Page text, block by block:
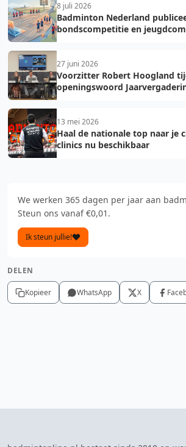
8 juli 2026
Badminton Nederland
bondscompetitie en
27 juni 2026
Voorzitter Robert Hoogland
openingswoord
13 mei 2026
Haal de nationale top naar je
clinics nu beschikbaar
We werken 365 dagen per jaar aan
Steun ons vanaf €0,01.
Ik steun jullie!
DELEN
Kopieer WhatsApp X